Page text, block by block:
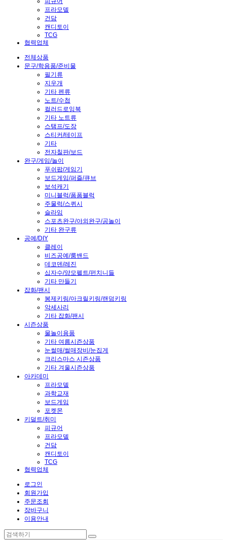
프라모델
건담
캔디토이
TCG
협력업체
전체상품
문구/학용품/준비물
필기류
지우개
기타 펜류
노트/수첩
컬러드로잉북
기타 노트류
스탬프/도장
스티커/테이프
기타
전자칠판/보드
완구/게임/놀이
푸쉬팝/게임기
보드게임/퍼즐/큐브
보석캐기
미니블럭/폼폼블럭
주물럭/스퀴시
슬라임
스포츠완구/야외완구/공놀이
기타 완구류
공예/DIY
클레이
비즈공예/룸밴드
데코덴/레진
십자수/양모펠트/펀치니들
기타 만들기
잡화/팬시
봉제키링/아크릴키링/랜덤키링
악세사리
기타 잡화/팬시
시즌상품
물놀이용품
기타 여름시즌상품
눈썰매/썰매장비/눈집게
크리스마스 시즌상품
기타 겨울시즌상품
아카데미
프라모델
과학교재
보드게임
포켓몬
키덜트/취미
피규어
프라모델
건담
캔디토이
TCG
협력업체
로그인
회원가입
주문조회
장바구니
이용안내